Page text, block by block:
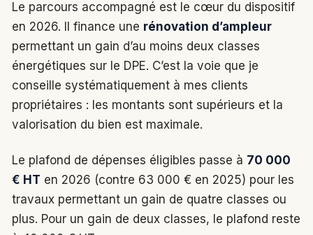
Le parcours accompagné est le cœur du dispositif
en 2026. Il finance une rénovation d’ampleur
permettant un gain d’au moins deux classes
énergétiques sur le DPE. C’est la voie que je
conseille systématiquement à mes clients
propriétaires : les montants sont supérieurs et la
valorisation du bien est maximale.
Le plafond de dépenses éligibles passe à 70 000
€ HT en 2026 (contre 63 000 € en 2025) pour les
travaux permettant un gain de quatre classes ou
plus. Pour un gain de deux classes, le plafond reste